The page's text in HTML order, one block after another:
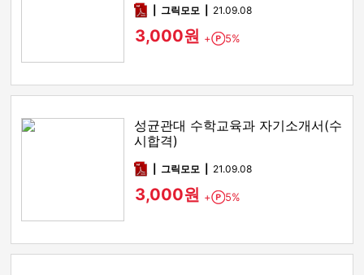
pdf그릭모모 21.09.08
3,000원 + Point
5%
성균관대 수학교육과 자기소개서(수
시합격)
pdf그릭모모 21.09.08
3,000원 + Point
5%